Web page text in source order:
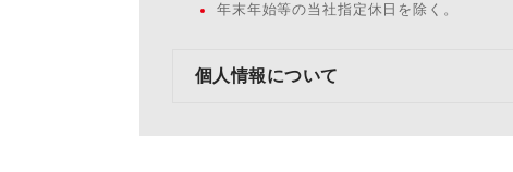
年末年始等の当社指定休日を除く。
個人情報について